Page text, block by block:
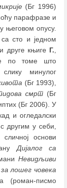
(Бг 1996)
парафразе и
његовом опусу.
сто и једном
друге књиге Г.,
по томе што
минулог
(Бг 1993),
смрт (Бг
(Бг 2006). У
и огледалски
другим у себи,
основи
Дијалог са
Невидљиви
лошег човека
(роман-писмо